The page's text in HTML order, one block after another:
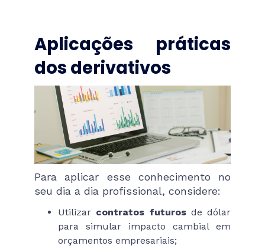
Aplicações práticas
dos derivativos
Para aplicar esse conhecimento no
seu dia a dia profissional, considere:
Utilizar contratos futurosde dólar
para simular impacto cambial em
orçamentos empresariais;